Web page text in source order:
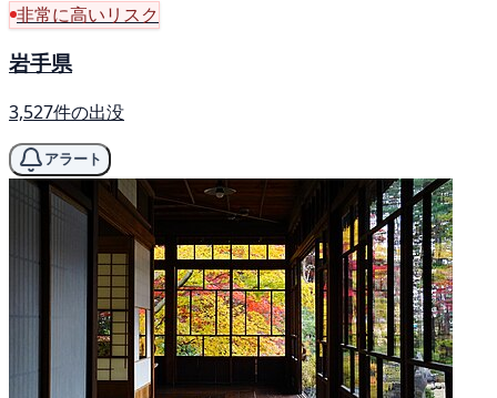
非常に高いリスク
岩手県
3,527件の出没
アラート